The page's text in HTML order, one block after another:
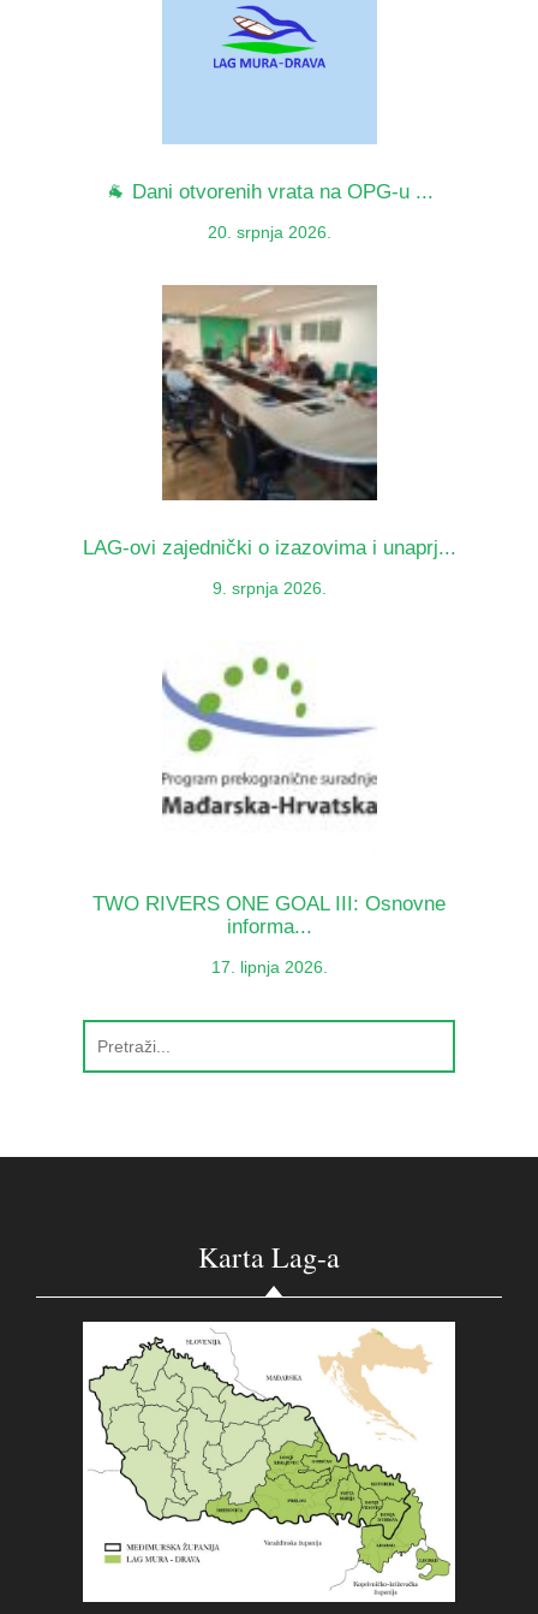
🐐 Dani otvorenih vrata na OPG-u ...
20. srpnja 2026.
LAG-ovi zajednički o izazovima i unaprj...
9. srpnja 2026.
TWO RIVERS ONE GOAL III: Osnovne
informa...
17. lipnja 2026.
Karta Lag-a